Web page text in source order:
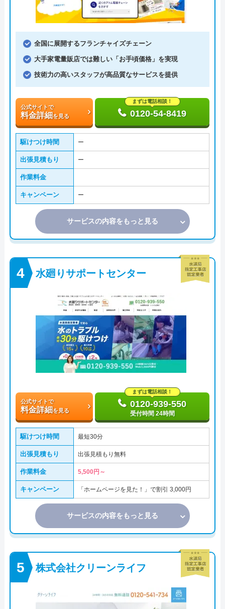
全国に展開するフランチャイズチェーン
大手家電量販店では難しい「お手頃価格」を実現
技術力の高いスタッフが高品質なサービスを提供
公式サイトで
料金詳細を見る
まずは電話相談！
0120-54-8419
駆けつけ時間 ー
出張見積もり ー
作業料金
キャンペーン ー
サービスの内容をもっと見る
水廻りサポートセンター
公式サイトで
料金詳細を見る
まずは電話相談！
0120-939-550
受付時間 24時間
駆けつけ時間 最短30分
出張見積もり 出張見積もり無料
作業料金 5,500円～
キャンペーン 「ホームページを見た！」で割引 3,000円
サービスの内容をもっと見る
株式会社クリーンライフ